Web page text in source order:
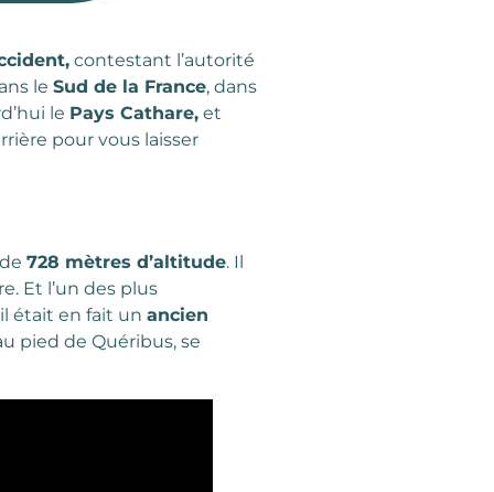
contestant l’autorité
le Sud de la France, dans
le Pays Cathare, et
pour vous laisser
728 mètres d’altitude. Il
Et l’un des plus
était en fait un ancien
pied de Quéribus, se